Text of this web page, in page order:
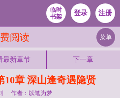
临时
书架
登录 注册
阅读 菜单
最新章节 下一章
10章 深山逢奇遇隐贤
作者：以笔为梦